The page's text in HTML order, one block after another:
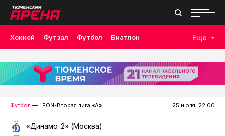
Хоккей Футзал Футбол Биатлон
Лыжные гонки Волейбол Плавание Дзюдо
Скалолазание Велоспорт Бокс
Еще
Футбол — LEON-Вторая лига «А» 25 июля, 22:00
«Динамо-2» (Москва)